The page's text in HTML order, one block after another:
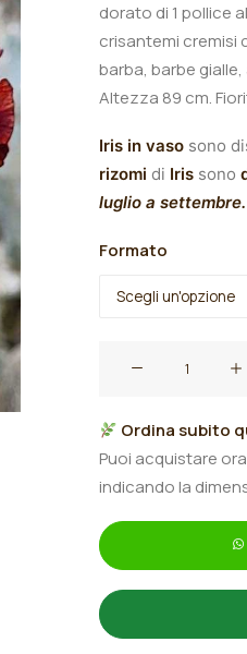
dorato di 1 pollice
crisantemi cremisi
barba, barbe
Altezza 89 cm.
Iris in vaso sono
rizomi di Iris sono
luglio a settembre.
Formato
Line"
quantità
Ordina subito
Puoi acquistare
indicando la